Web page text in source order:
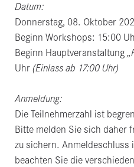
Datum:
Donnerstag, 08. Oktober
Beginn Workshops: 15:00
Beginn Hauptveranstaltung
Uhr (Einlass ab 17:00 Uhr)
Anmeldung:
Die Teilnehmerzahl ist
Bitte melden Sie sich daher
zu sichern.
beachten Sie die